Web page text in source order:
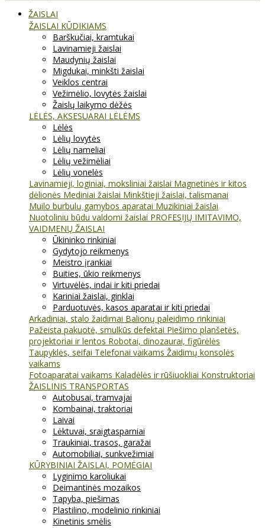
ŽAISLAI
ŽAISLAI KŪDIKIAMS
Barškučiai, kramtukai
Lavinamieji žaislai
Maudynių žaislai
Migdukai, minkšti žaislai
Veiklos centrai
Vežimėlio, lovytės žaislai
Žaislų laikymo dėžės
LĖLĖS, AKSESUARAI LĖLĖMS
Lėlės
Lėlių lovytės
Lėlių nameliai
Lėlių vežimėliai
Lėlių vonelės
Lavinamieji, loginiai, moksliniai žaislai Magnetinės ir kitos
dėlionės Mediniai žaislai Minkštieji žaislai, talismanai
Muilo burbulų gamybos aparatai Muzikiniai žaislai
Nuotoliniu būdu valdomi žaislai PROFESIJŲ IMITAVIMO,
VAIDMENŲ ŽAISLAI
Ūkininko rinkiniai
Gydytojo reikmenys
Meistro įrankiai
Buities, ūkio reikmenys
Virtuvėlės, indai ir kiti priedai
Kariniai žaislai, ginklai
Parduotuvės, kasos aparatai ir kiti priedai
Arkadiniai, stalo žaidimai Balionų paleidimo rinkiniai
Pažeista pakuotė, smulkūs defektai Piešimo planšetės,
projektoriai ir lentos Robotai, dinozaurai, figūrėlės
Taupyklės, seifai Telefonai vaikams Žaidimų konsolės
vaikams
Fotoaparatai vaikams Kaladėlės ir rūšiuokliai Konstruktoriai
ŽAISLINIS TRANSPORTAS
Autobusai, tramvajai
Kombainai, traktoriai
Laivai
Lėktuvai, sraigtasparniai
Traukiniai, trasos, garažai
Automobiliai, sunkvežimiai
KŪRYBINIAI ŽAISLAI, POMĖGIAI
Lyginimo karoliukai
Deimantinės mozaikos
Tapyba, piešimas
Plastilino, modelinio rinkiniai
Kinetinis smėlis